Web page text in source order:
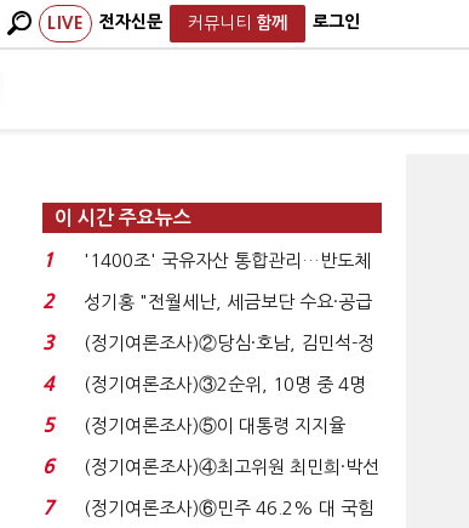
LIVE 전자신문 커뮤니티 함께 로그인
이 시간 주요뉴스
1
'1400조' 국유자산 통합관리…반도체
넘어 주력산업 구...
2
성기홍 "전월세난, 세금보단 수요·공급
문제"…닥공 시...
3
(정기여론조사)②당심·호남, 김민석-정
청래 '초접전'...
4
(정기여론조사)③2순위, 10명 중 4명
'송영길'…정청래 '한 ...
5
(정기여론조사)⑤이 대통령 지지율
47.7%…일주일 만에 ...
6
(정기여론조사)④최고위원 최민희·박선
원 '양강'…서미...
7
(정기여론조사)⑥민주 46.2% 대 국힘